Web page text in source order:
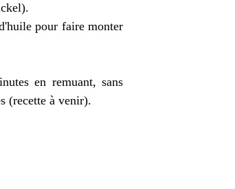
pour faire monter
en remuant, sans
(recette à venir).